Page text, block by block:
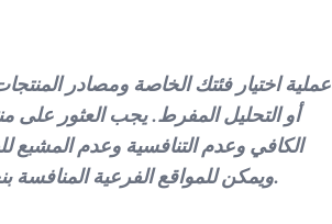
عملية اختيار فئتك الخاصة ومصادر المنتجات
أو التحليل المفرط. يجب العثور على
الكافي وعدم التنافسية وعدم المشبع
ويمكن للمواقع الفرعية المنافسة بنجاح بتقديم مجموعة متنوعة من المنتجات ذات الطابع الخاص.